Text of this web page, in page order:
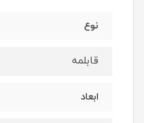
نوع
قابلمه
ابعاد